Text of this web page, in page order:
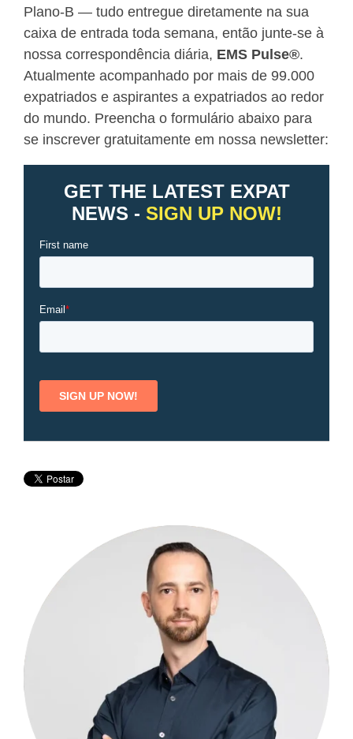
Plano-B — tudo entregue diretamente na sua
caixa de entrada toda semana, então junte-se à
nossa correspondência diária, EMS Pulse®.
Atualmente acompanhado por mais de 99.000
expatriados e aspirantes a expatriados ao redor
do mundo. Preencha o formulário abaixo para
se inscrever gratuitamente em nossa newsletter: